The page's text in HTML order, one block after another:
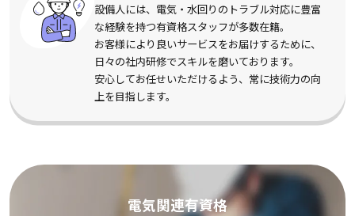
設備人には、電気・水回りのトラブル対応に豊富
な経験を持つ有資格スタッフが多数在籍。
お客様により良いサービスをお届けするために、
日々の社内研修でスキルを磨いております。
安心してお任せいただけるよう、常に技術力の向
上を目指します。
電気関連有資格